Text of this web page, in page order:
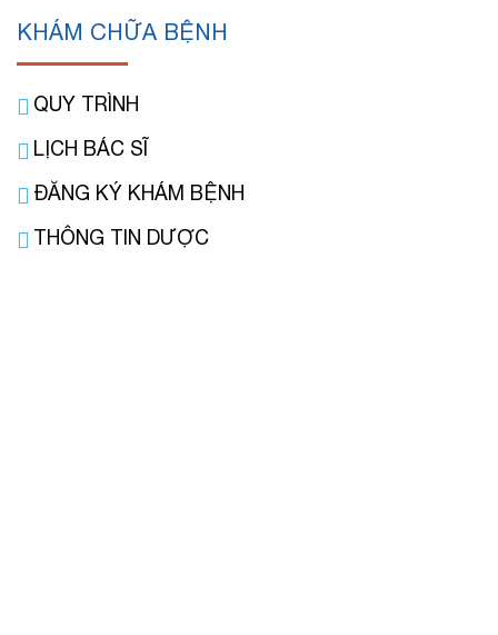
KHÁM CHỮA BỆNH
QUY TRÌNH
LỊCH BÁC SĨ
ĐĂNG KÝ KHÁM BỆNH
THÔNG TIN DƯỢC